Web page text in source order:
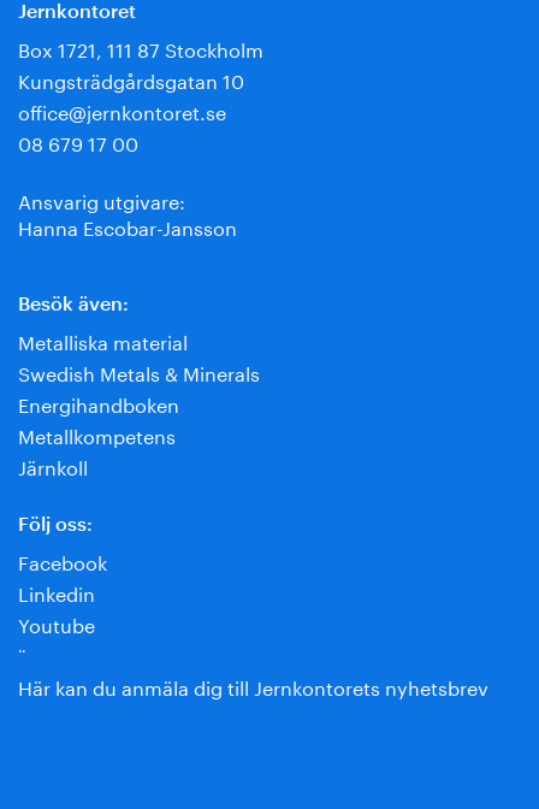
Jernkontoret
Box 1721, 111 87 Stockholm
Kungsträdgårdsgatan 10
office@jernkontoret.se
08 679 17 00
Ansvarig utgivare:
Hanna Escobar-Jansson
Besök även:
Metalliska material
Swedish Metals & Minerals
Energihandboken
Metallkompetens
Järnkoll
Följ oss:
Facebook
Linkedin
Youtube
¨
Här kan du anmäla dig till Jernkontorets nyhetsbrev